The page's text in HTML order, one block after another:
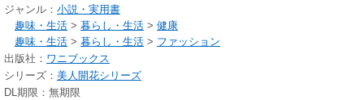
ジャンル： 小説・実用書
趣味・生活 > 暮らし・生活 > 健康
趣味・生活 > 暮らし・生活 > ファッション
出版社： ワニブックス
シリーズ： 美人開花シリーズ
DL期限：無期限